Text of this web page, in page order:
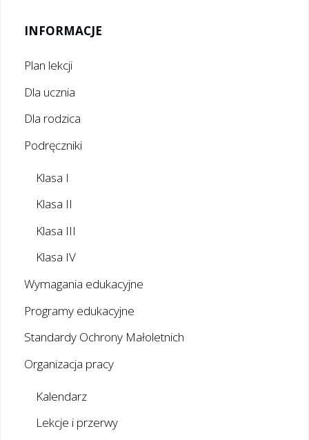
INFORMACJE
Plan lekcji
Dla ucznia
Dla rodzica
Podręczniki
Klasa I
Klasa II
Klasa III
Klasa IV
Wymagania edukacyjne
Programy edukacyjne
Standardy Ochrony Małoletnich
Organizacja pracy
Kalendarz
Lekcje i przerwy